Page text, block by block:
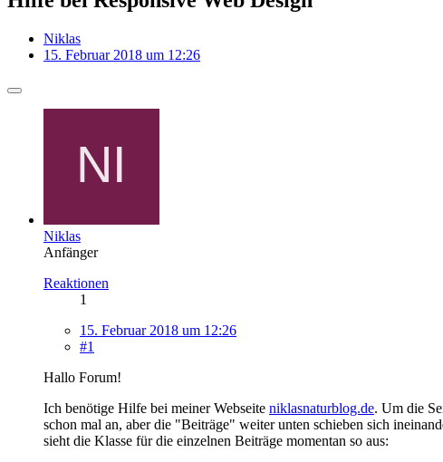
Niklas
15. Februar 2018 um 12:26
Niklas
Anfänger
Reaktionen
1
15. Februar 2018 um 12:26
#1
Hallo Forum!
Ich benötige Hilfe bei meiner Webseite niklasnaturblog.de. Um die
schon mal an, aber die "Beiträge" weiter unten schieben sich
sieht die Klasse für die einzelnen Beiträge momentan so aus: